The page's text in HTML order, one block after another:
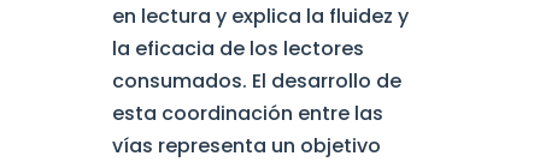
en lectura y explica la fluidez y
la eficacia de los lectores
consumados. El desarrollo de
esta coordinación entre las
vías representa un objetivo